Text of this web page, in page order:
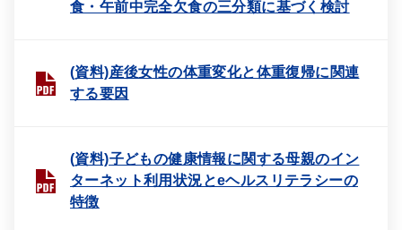
食・午前中完全欠食の三分類に基づく検討
(資料)産後女性の体重変化と体重復帰に関連
する要因
(資料)子どもの健康情報に関する母親のイン
ターネット利用状況とeヘルスリテラシーの
特徴